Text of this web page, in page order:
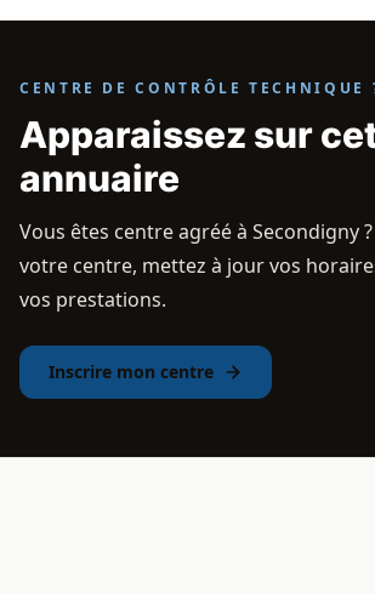
CENTRE DE CONTRÔLE TECHNIQUE
Apparaissez sur
annuaire
Vous êtes centre agréé à Secondigny
votre centre, mettez à jour vos
vos prestations.
Inscrire mon centre